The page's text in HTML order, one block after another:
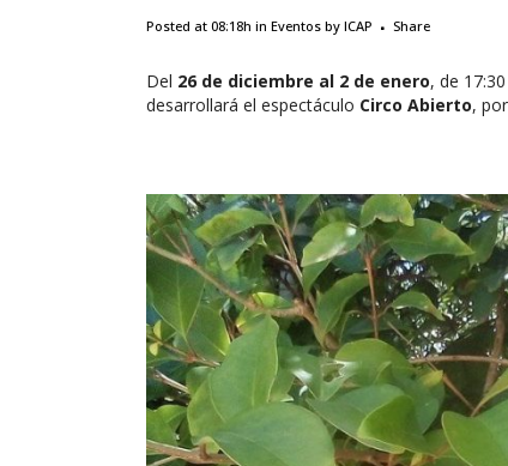
Posted at 08:18h in Eventos by ICAP Share
Del 26 de diciembre al 2 de enero, de
desarrollará el espectáculo Circo Abierto, por